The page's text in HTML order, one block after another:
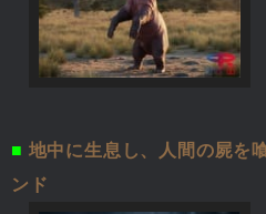
■ 地中に生息し、人間の屍を
ンド